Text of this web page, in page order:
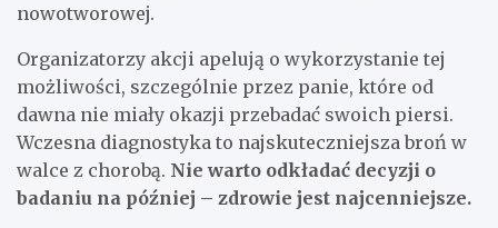
nowotworowej.
Organizatorzy akcji apelują o wykorzystanie tej
możliwości, szczególnie przez panie, które od
dawna nie miały okazji przebadać swoich piersi.
Wczesna diagnostyka to najskuteczniejsza broń w
walce z chorobą. Nie warto odkładać decyzji o
badaniu na później – zdrowie jest najcenniejsze.